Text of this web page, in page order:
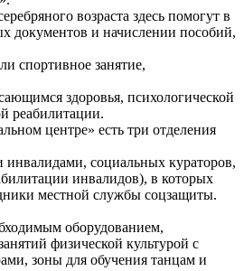
возраста здесь помогут в
документов и начислении пособий,
спортивное занятие,
здоровья, психологической
реабилитации.
центре» есть три отделения
социальных кураторов,
инвалидов), в которых
местной службы соцзащиты.
оборудованием,
физической культурой с
зоны для обучения танцам и